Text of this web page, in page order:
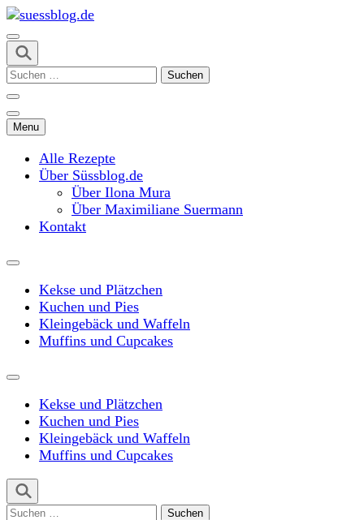
Skip
to
content
(Press
Enter)
suessblog.de
Suchen
Menu
Alle Rezepte
Über Süssblog.de
Über Ilona Mura
Über Maximiliane Suermann
Kontakt
Kekse und Plätzchen
Kuchen und Pies
Kleingebäck und Waffeln
Muffins und Cupcakes
Kekse und Plätzchen
Kuchen und Pies
Kleingebäck und Waffeln
Muffins und Cupcakes
Suchen